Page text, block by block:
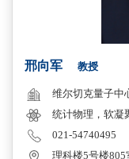
邢向军 教授
维尔切克量子中
统计物理，软凝
021-54740495
理科楼5号楼805